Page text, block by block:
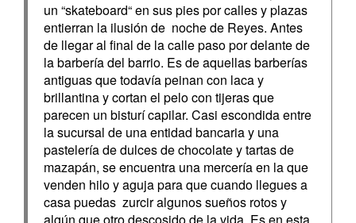
un “skateboard“ en sus pies por calles y plazas
entierran la ilusión de noche de Reyes. Antes
de llegar al final de la calle paso por delante de
la barbería del barrio. Es de aquellas barberías
antiguas que todavía peinan con laca y
brillantina y cortan el pelo con tijeras que
parecen un bisturí capilar. Casi escondida entre
la sucursal de una entidad bancaria y una
pastelería de dulces de chocolate y tartas de
mazapán, se encuentra una mercería en la que
venden hilo y aguja para que cuando llegues a
casa puedas zurcir algunos sueños rotos y